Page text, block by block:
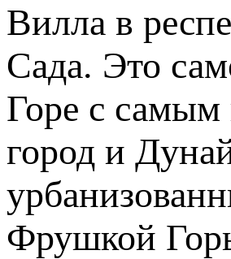
Вилла в
Сада. Это
Горе с
город и
Фрушкой